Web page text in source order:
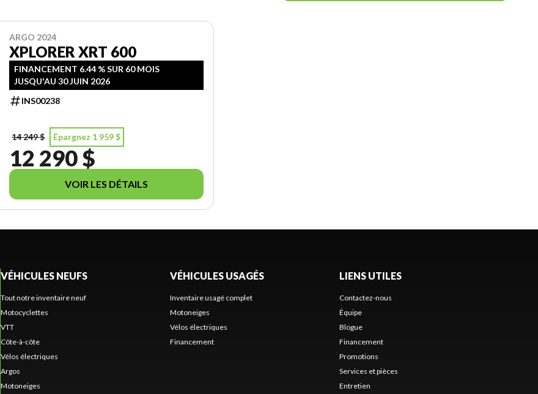
ARGO 2024
XPLORER XRT 600
FINANCEMENT 6.44 % SUR 60 MOIS
JUSQU'AU 30 JUIN 2026
INS00238
14 249 $ Épargnez 1 959 $
12 290 $
VOIR LES DÉTAILS
VÉHICULES NEUFS
Tout notre inventaire neuf
Motocyclettes
VTT
Côte-à-côte
Vélos électriques
Argos
Motoneiges
VÉHICULES USAGÉS
Inventaire usagé complet
Motoneiges
Vélos électriques
Financement
LIENS UTILES
Contactez-nous
Équipe
Blogue
Financement
Promotions
Services et pièces
Entretien